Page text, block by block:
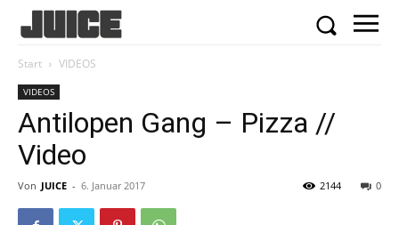
Start VIDEOS
VIDEOS
Antilopen Gang – Pizza //
Video
Von JUICE - 6. Januar 2017 0
2144